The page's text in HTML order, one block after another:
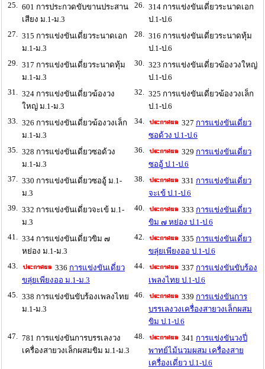
25. 601 การประกวดขับขานประสาน
เสียง ม.1-ม.3
26. 314 การแข่งขันเดี่ยวระนาดเอก
ป.1-ป.6
27. 315 การแข่งขันเดี่ยวระนาดเอก
ม.1-ม.3
28. 316 การแข่งขันเดี่ยวระนาดทุ้ม
ป.1-ป.6
29. 317 การแข่งขันเดี่ยวระนาดทุ้ม
ม.1-ม.3
30. 323 การแข่งขันเดี่ยวฆ้องวงใหญ่
ป.1-ป.6
31. 324 การแข่งขันเดี่ยวฆ้องวง
ใหญ่ ม.1-ม.3
32. 325 การแข่งขันเดี่ยวฆ้องวงเล็ก
ป.1-ป.6
33. 326 การแข่งขันเดี่ยวฆ้องวงเล็ก
ม.1-ม.3
34. 327 การแข่งขันเดี่ยว
ซอด้วง ป.1-ป.6
35. 328 การแข่งขันเดี่ยวซอด้วง
ม.1-ม.3
36. 329 การแข่งขันเดี่ยว
ซออู้ ป.1-ป.6
37. 330 การแข่งขันเดี่ยวซออู้ ม.1-
ม.3
38. 331 การแข่งขันเดี่ยว
จะเข้ ป.1-ป.6
39. 332 การแข่งขันเดี่ยวจะเข้ ม.1-
ม.3
40. 333 การแข่งขันเดี่ยว
ขิม ๗ หย่อง ป.1-ป.6
41. 334 การแข่งขันเดี่ยวขิม ๗
หย่อง ม.1-ม.3
42. 335 การแข่งขันเดี่ยว
ขลุ่ยเพียงออ ป.1-ป.6
43.
336 การแข่งขันเดี่ยว
ขลุ่ยเพียงออ ม.1-ม.3
44. 337 การแข่งขันขับร้อง
เพลงไทย ป.1-ป.6
45. 338 การแข่งขันขับร้องเพลงไทย
ม.1-ม.3
46. 339 การแข่งขันการ
บรรเลงวงเครื่องสายวงเล็กผสม
ขิม ป.1-ป.6
47. 781 การแข่งขันการบรรเลงวง
เครื่องสายวงเล็กผสมขิม ม.1-ม.3
48. 341 การแข่งขันวงปี่
พาทย์ไม้นวมผสม เครื่องสาย
เครื่องเดี่ยว ป.1-ป.6